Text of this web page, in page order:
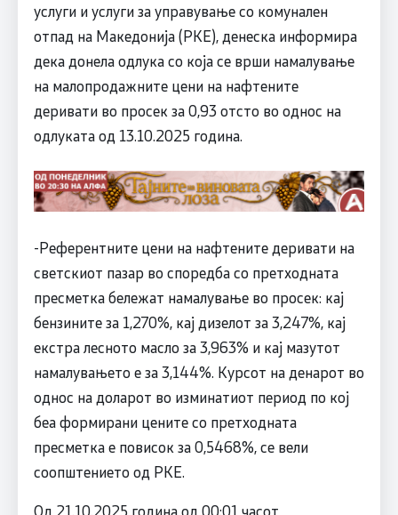
услуги и услуги за управување со комунален
отпад на Македонија (РКЕ), денеска информира
дека донела одлука со која се врши намалување
на малопродажните цени на нафтените
деривати во просек за 0,93 отсто во однос на
одлуката од 13.10.2025 година.
-Референтните цени на нафтените деривати на
светскиот пазар во споредба со претходната
пресметка бележат намалување во просек: кај
бензините за 1,270%, кај дизелот за 3,247%, кај
екстра лесното масло за 3,963% и кај мазутот
намалувањето е за 3,144%. Курсот на денарот во
однос на доларот во изминатиот период по кој
беа формирани цените со претходната
пресметка е повисок за 0,5468%, се вели
соопштението од РКЕ.
Од 21.10.2025 година од 00:01 часот